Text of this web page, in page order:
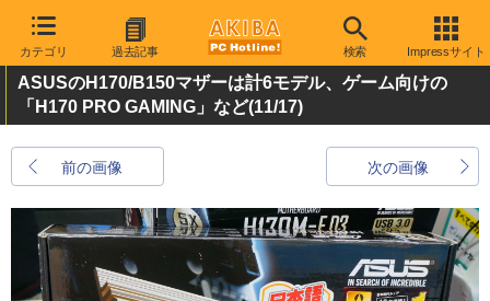
カテゴリ 過去記事 検索 Impressサイト
ASUSのH170/B150マザーは計6モデル、ゲーム向けの
「H170 PRO GAMING」など(11/17)
前の画像 次の画像